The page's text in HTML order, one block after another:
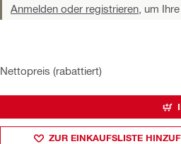
Anmelden oder registrieren, um
Nettopreis (rabattiert)
ZUR EINKAUFSLISTE